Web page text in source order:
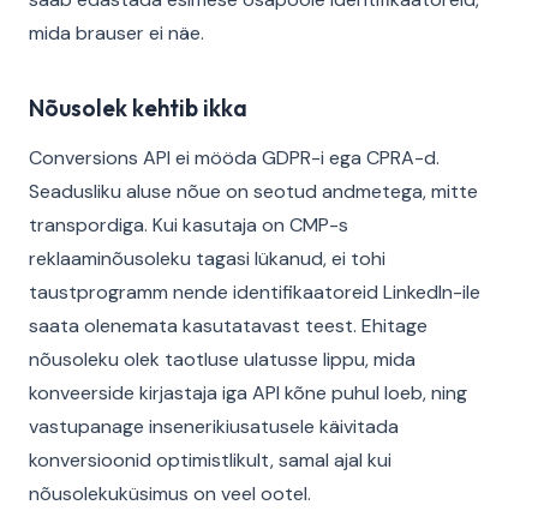
mida brauser ei näe.
Nõusolek kehtib ikka
Conversions API ei mööda GDPR-i ega CPRA-d.
Seadusliku aluse nõue on seotud andmetega, mitte
transpordiga. Kui kasutaja on CMP-s
reklaaminõusoleku tagasi lükanud, ei tohi
taustprogramm nende identifikaatoreid LinkedIn-ile
saata olenemata kasutatavast teest. Ehitage
nõusoleku olek taotluse ulatusse lippu, mida
konveerside kirjastaja iga API kõne puhul loeb, ning
vastupanage insenerikiusatusele käivitada
konversioonid optimistlikult, samal ajal kui
nõusolekuküsimus on veel ootel.